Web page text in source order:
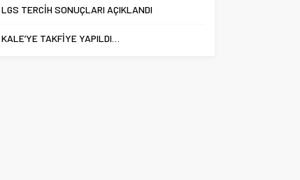
LGS TERCİH SONUÇLARI AÇIKLANDI
KALE’YE TAKFİYE YAPILDI…